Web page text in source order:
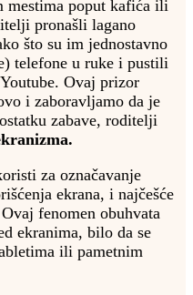
mestima poput kafića ili
pronašli lagano
što su im jednostavno
telefone u ruke i pustili
Ovaj prizor
i zaboravljamo da je
zabave, roditelji
za označavanje
ekrana, i najčešće
fenomen obuhvata
ekranima, bilo da se
ili pametnim